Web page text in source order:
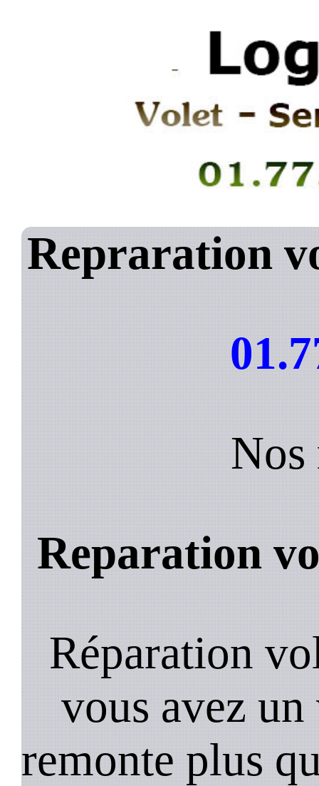
Repraration
Nos
Reparation
Réparation
vous avez
remonte plus